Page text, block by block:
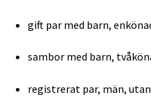
gift par med barn,
sambor med barn,
registrerat par, män,